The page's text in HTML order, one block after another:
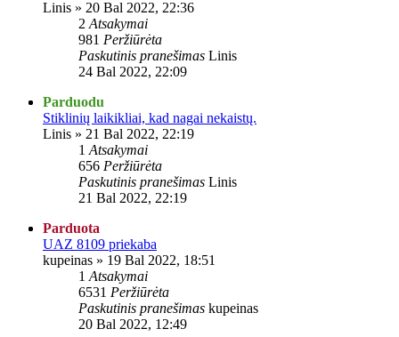
Linis » 20 Bal 2022, 22:36
2 Atsakymai
981 Peržiūrėta
Paskutinis pranešimas Linis
24 Bal 2022, 22:09
Parduodu
Stiklinių laikikliai, kad nagai nekaistų.
Linis » 21 Bal 2022, 22:19
1 Atsakymai
656 Peržiūrėta
Paskutinis pranešimas Linis
21 Bal 2022, 22:19
Parduota
UAZ 8109 priekaba
kupeinas » 19 Bal 2022, 18:51
1 Atsakymai
6531 Peržiūrėta
Paskutinis pranešimas kupeinas
20 Bal 2022, 12:49